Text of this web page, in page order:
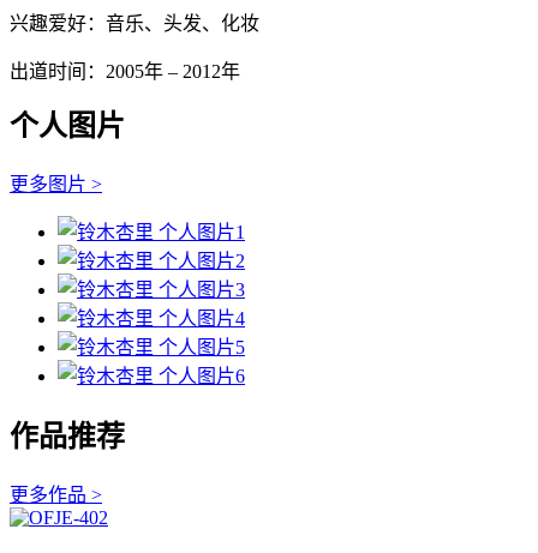
兴趣爱好：音乐、头发、化妆
出道时间：2005年 – 2012年
个人图片
更多图片 >
作品推荐
更多作品 >